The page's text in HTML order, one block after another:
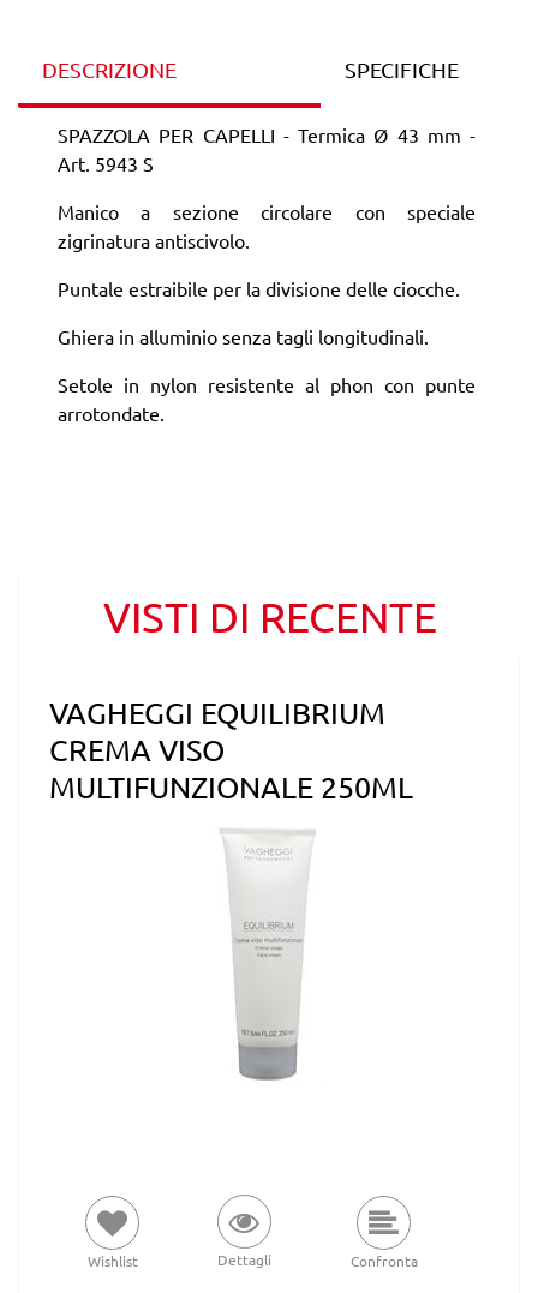
DESCRIZIONE SPECIFICHE
SPAZZOLA PER CAPELLI - Termica Ø 43 mm -
Art. 5943 S
Manico a sezione circolare con speciale
zigrinatura antiscivolo.
Puntale estraibile per la divisione delle ciocche.
Ghiera in alluminio senza tagli longitudinali.
Setole in nylon resistente al phon con punte
arrotondate.
VISTI DI RECENTE
VAGHEGGI EQUILIBRIUM
CREMA VISO
MULTIFUNZIONALE 250ML
Wishlist Dettagli Confronta